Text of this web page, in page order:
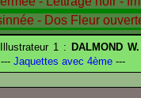
1 : DALMOND W.
--- Jaquettes avec 4ème ---